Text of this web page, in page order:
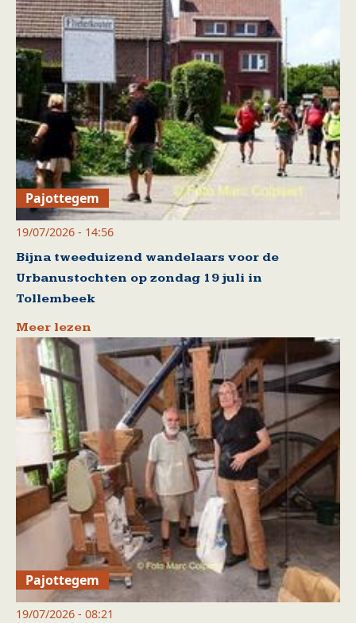
Pajottegem
19/07/2026 - 14:56
Bijna tweeduizend wandelaars voor de
Urbanustochten op zondag 19 juli in
Tollembeek
Meer lezen
Pajottegem
19/07/2026 - 08:21